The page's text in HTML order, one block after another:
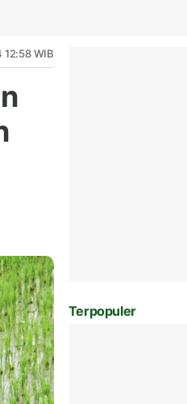
12:58 WIB
Terpopuler